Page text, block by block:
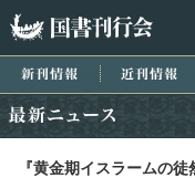
新刊情報
『黄金期イスラームの